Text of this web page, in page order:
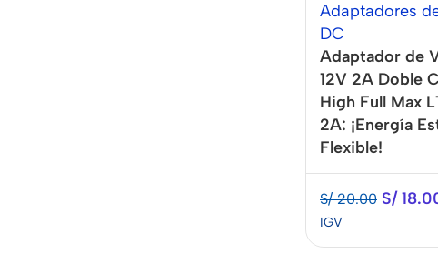
Adaptadores
DC
Adaptador de
12V 2A Doble
High Full Max
2A: ¡Energía
Flexible!
S/20.00 S/
IGV